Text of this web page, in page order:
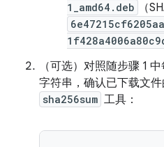
1_amd64.deb
（
（可选）对照随步骤 1
字符串，确认已下载文
sha256sum 工具：